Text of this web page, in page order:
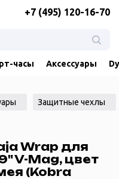
+7 (495) 120-16-70
часы Аксессуары
Защитные чехлы
Wrap для
V-Mag, цвет
(Kobra